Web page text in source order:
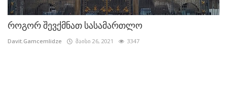
როგორ შევქმნათ სასამართლო
Davit.Gamcemlidze მაისი 26, 2021 3347